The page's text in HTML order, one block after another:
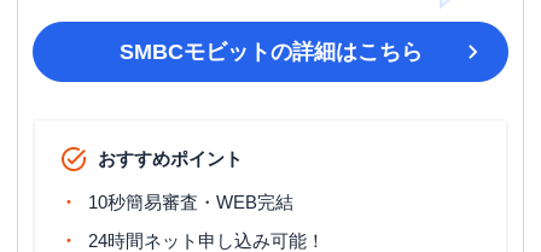
SMBCモビットの詳細はこちら
おすすめポイント
10秒簡易審査・WEB完結
24時間ネット申し込み可能！